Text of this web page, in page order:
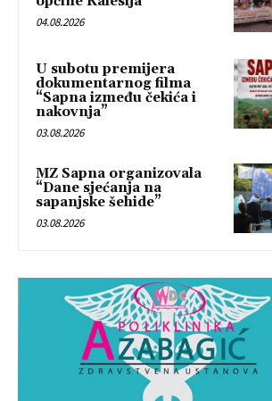
04.08.2026
U subotu premijera
dokumentarnog filma
“Sapna između čekića i
nakovnja”
03.08.2026
MZ Sapna organizovala
“Dane sjećanja na
sapanjske šehide”
03.08.2026